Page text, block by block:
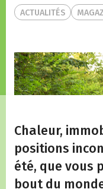
ACTUALITÉS
Chaleur,
positions
été, que vous
bout du